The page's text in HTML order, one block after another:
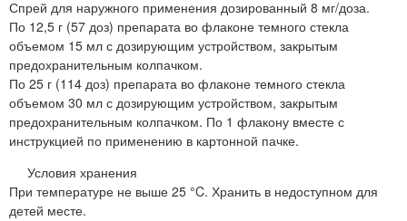
Спрей для наружного применения дозированный 8 мг/доза.
По 12,5 г (57 доз) препарата во флаконе темного стекла
объемом 15 мл с дозирующим устройством, закрытым
предохранительным колпачком.
По 25 г (114 доз) препарата во флаконе темного стекла
объемом 30 мл с дозирующим устройством, закрытым
предохранительным колпачком. По 1 флакону вместе с
инструкцией по применению в картонной пачке.
Условия хранения
При температуре не выше 25 °C. Хранить в недоступном для
детей месте.